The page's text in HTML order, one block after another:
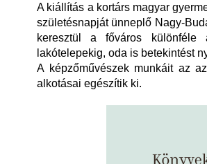
A kiállítás a kortárs magyar
születésnapját ünneplő Nagy-
keresztül a főváros
lakótelepekig, oda is betekintést
A képzőművészek munkáit az
alkotásai egészítik ki.